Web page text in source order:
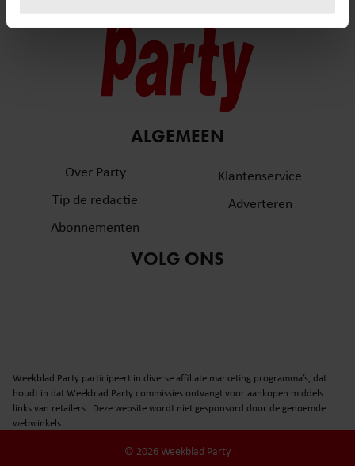
intrekken in de Cookieverklaring.
We gebruiken cookies om content en advertenties te
personaliseren, om functies voor social media te bieden
en om ons websiteverkeer te analyseren. Ook delen we
partners voor social media, adverteren en analyse. Deze
informatie die u aan ze heeft verstrekt of die ze hebben
verzameld op basis van uw gebruik van hun services. U
gebruiken.
ALGEMEEN
Over Party
Tip de redactie
Abonnementen
Klantenservice
Adverteren
VOLG ONS
Weekblad Party participeert in diverse affiliate marketing programma’s, dat
houdt in dat Weekblad Party commissies ontvangt voor aankopen middels
links van retailers. Deze website wordt niet gesponsord door de genoemde
webwinkels.
© 2026 Weekblad Party